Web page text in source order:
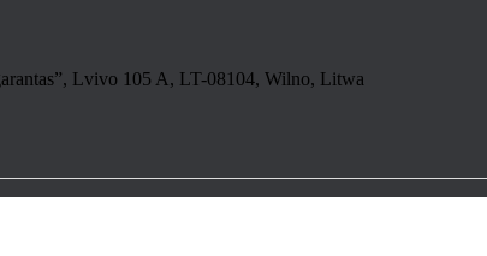
Lvivo 105 A, LT-08104, Wilno, Litwa